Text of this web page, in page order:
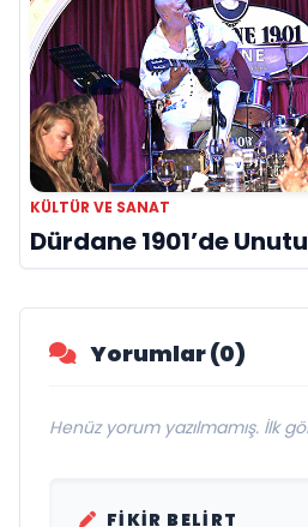
KÜLTÜR VE SANAT
Dürdane 1901’de
Yorumlar (0)
Henüz yorum yazılmamış. İlk
FIKIR BELIRT